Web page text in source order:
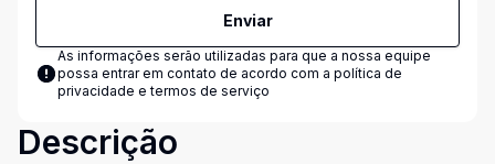
Enviar
As informações serão utilizadas para que a nossa equipe
possa entrar em contato de acordo com a política de
privacidade e termos de serviço
Descrição